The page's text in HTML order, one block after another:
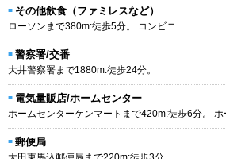
その他飲食（ファミレスなど）
ローソンまで380m:徒歩5分。 コンビニ
警察署/交番
大井警察署まで1880m:徒歩24分。
電気量販店/ホームセンター
ホームセンターケンマートまで420m:徒歩6分。 ホ
郵便局